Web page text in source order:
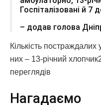
Госпіталізовані й 7
– додав голова
Кількість
них – 13-річний
переглядiв
Нагадаємо